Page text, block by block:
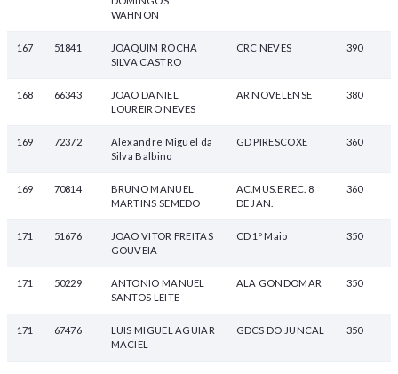
WAHNON
167 51841
JOAQUIM ROCHA
SILVA CASTRO
CRC NEVES 390
168 66343
JOAO DANIEL
LOUREIRO NEVES
AR NOVELENSE 380
169 72372
Alexandre Miguel da
Silva Balbino
GD PIRESCOXE 360
169 70814
BRUNO MANUEL
MARTINS SEMEDO
AC.MUS.E REC. 8
DE JAN.
360
171 51676
JOAO VITOR FREITAS
GOUVEIA
CD 1º Maio 350
171 50229
ANTONIO MANUEL
SANTOS LEITE
ALA GONDOMAR 350
171 67476
LUIS MIGUEL AGUIAR
MACIEL
GDCS DO JUNCAL 350